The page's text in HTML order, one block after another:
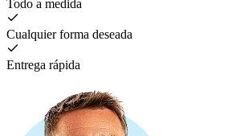
Todo a medida
Cualquier forma deseada
Entrega rápida